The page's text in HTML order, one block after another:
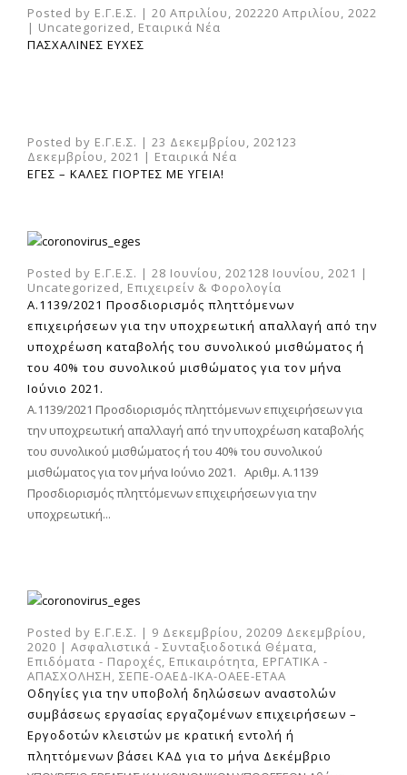
Posted by Ε.Γ.Ε.Σ. | 20 Απριλίου, 202220 Απριλίου, 2022
| Uncategorized, Εταιρικά Νέα
ΠΑΣΧΑΛΙΝΕΣ ΕΥΧΕΣ
Posted by Ε.Γ.Ε.Σ. | 23 Δεκεμβρίου, 202123
Δεκεμβρίου, 2021 | Εταιρικά Νέα
ΕΓΕΣ – ΚΑΛΕΣ ΓΙΟΡΤΕΣ ΜΕ ΥΓΕΙΑ!
Posted by Ε.Γ.Ε.Σ. | 28 Ιουνίου, 202128 Ιουνίου, 2021 |
Uncategorized, Επιχειρείν & Φορολογία
Α.1139/2021 Προσδιορισμός πληττόμενων
επιχειρήσεων για την υποχρεωτική απαλλαγή από την
υποχρέωση καταβολής του συνολικού μισθώματος ή
του 40% του συνολικού μισθώματος για τον μήνα
Ιούνιο 2021.
Α.1139/2021 Προσδιορισμός πληττόμενων επιχειρήσεων για
την υποχρεωτική απαλλαγή από την υποχρέωση καταβολής
του συνολικού μισθώματος ή του 40% του συνολικού
μισθώματος για τον μήνα Ιούνιο 2021. Αριθμ. Α.1139
Προσδιορισμός πληττόμενων επιχειρήσεων για την
υποχρεωτική...
Posted by Ε.Γ.Ε.Σ. | 9 Δεκεμβρίου, 20209 Δεκεμβρίου,
2020 | Ασφαλιστικά - Συνταξιοδοτικά Θέματα,
Επιδόματα - Παροχές, Επικαιρότητα, ΕΡΓΑΤΙΚΑ -
ΑΠΑΣΧΟΛΗΣΗ, ΣΕΠΕ-ΟΑΕΔ-ΙΚΑ-ΟΑΕΕ-ΕΤΑΑ
Οδηγίες για την υποβολή δηλώσεων αναστολών
συμβάσεως εργασίας εργαζομένων επιχειρήσεων –
Εργοδοτών κλειστών με κρατική εντολή ή
πληττόμενων βάσει ΚΑΔ για το μήνα Δεκέμβριο